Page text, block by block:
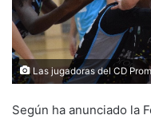
i
l
Las jugadoras del CD
Según ha anunciado la